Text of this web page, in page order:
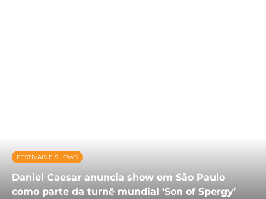
FESTIVAIS E SHOWS
Daniel Caesar anuncia show em São Paulo
como parte da turnê mundial ‘Son of Spergy’